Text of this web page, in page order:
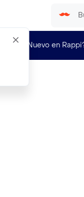
¿Nuevo en